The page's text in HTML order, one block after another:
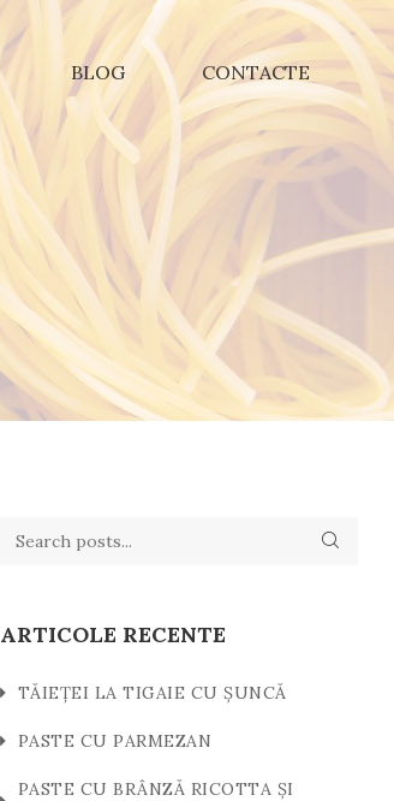
BLOG CONTACTE
ARTICOLE RECENTE
TĂIEȚEI LA TIGAIE CU ȘUNCĂ
PASTE CU PARMEZAN
PASTE CU BRÂNZĂ RICOTTA ȘI